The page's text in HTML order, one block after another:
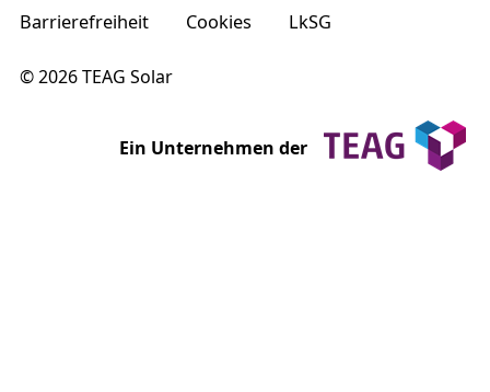
Barrierefreiheit Cookies LkSG
© 2026 TEAG Solar
Ein Unternehmen der